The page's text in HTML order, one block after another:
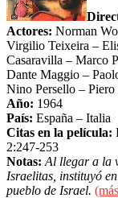
Actores: Norman
Virgilio Teixeira –
Casaravilla – Marco
Dante Maggio –
Nino Persello –
Año: 1964
País: España – Italia
Citas en la película:
2:247-253
Notas: Al llegar a la
Israelitas, instituyó
pueblo de Israel.